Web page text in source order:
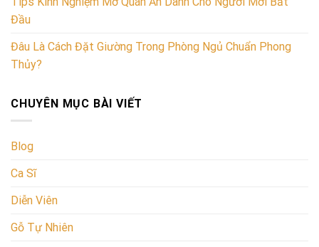
Đầu
Đâu Là Cách Đặt Giường Trong Phòng Ngủ Chuẩn Phong
Thủy?
CHUYÊN MỤC BÀI VIẾT
Blog
Ca Sĩ
Diễn Viên
Gỗ Tự Nhiên